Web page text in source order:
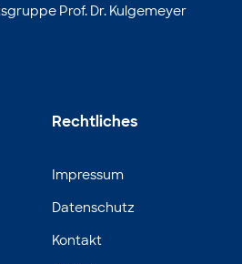
Prof. Dr. Kulgemeyer
Rechtliches
Impressum
Datenschutz
Kontakt